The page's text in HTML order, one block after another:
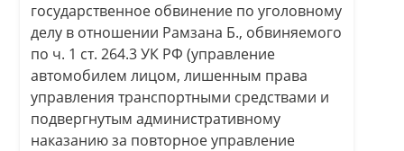
государственное обвинение по уголовному
делу в отношении Рамзана Б., обвиняемого
по ч. 1 ст. 264.3 УК РФ (управление
автомобилем лицом, лишенным права
управления транспортными средствами и
подвергнутым административному
наказанию за повторное управление